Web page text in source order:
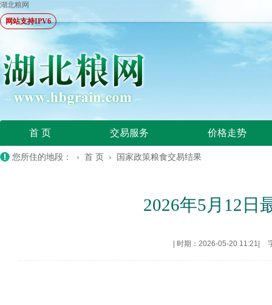
湖北粮网
网站支持IPV6
首 页 交易服务 价格走势
您所住的地段： › 首 页 › 国家政策粮食交易结果
2026年5月12日
时期：2026-05-20 11:21